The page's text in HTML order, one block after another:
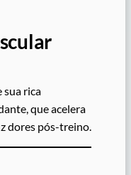
sua rica
que acelera
dores pós-treino.